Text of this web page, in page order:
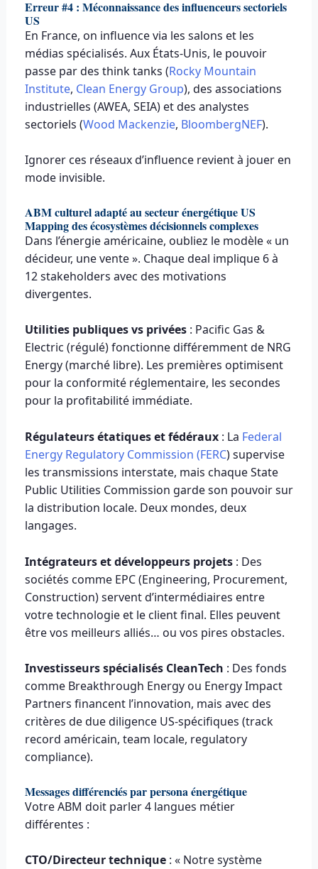
Erreur #4 : Méconnaissance des influenceurs sectoriels
US
En France, on influence via les salons et les
médias spécialisés. Aux États-Unis, le pouvoir
passe par des think tanks (Rocky Mountain
Institute, Clean Energy Group), des associations
industrielles (AWEA, SEIA) et des analystes
sectoriels (Wood Mackenzie, BloombergNEF).
Ignorer ces réseaux d’influence revient à jouer en
mode invisible.
ABM culturel adapté au secteur énergétique US
Mapping des écosystèmes décisionnels complexes
Dans l’énergie américaine, oubliez le modèle « un
décideur, une vente ». Chaque deal implique 6 à
12 stakeholders avec des motivations
divergentes.
Utilities publiques vs privées: Pacific Gas &
Electric (régulé) fonctionne différemment de NRG
Energy (marché libre). Les premières optimisent
pour la conformité réglementaire, les secondes
pour la profitabilité immédiate.
Régulateurs étatiques et fédéraux: La Federal
Energy Regulatory Commission (FERC) supervise
les transmissions interstate, mais chaque State
Public Utilities Commission garde son pouvoir sur
la distribution locale. Deux mondes, deux
langages.
Intégrateurs et développeurs projets: Des
sociétés comme EPC (Engineering, Procurement,
Construction) servent d’intermédiaires entre
votre technologie et le client final. Elles peuvent
être vos meilleurs alliés… ou vos pires obstacles.
Investisseurs spécialisés CleanTech : Des fonds
comme Breakthrough Energy ou Energy Impact
Partners financent l’innovation, mais avec des
critères de due diligence US-spécifiques (track
record américain, team locale, regulatory
compliance).
Messages différenciés par persona énergétique
Votre ABM doit parler 4 langues métier
différentes :
CTO/Directeur technique : « Notre système